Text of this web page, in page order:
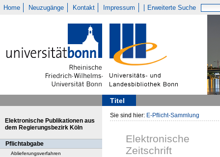
Home Neuzugänge Kontakt Impressum Erweiterte Suche
Titel
Elektronische Publikationen aus
dem Regierungsbezirk Köln
Pflichtabgabe
Ablieferungsverfahren
Sie sind hier: E-Pflicht-Sammlung
Elektronische
Zeitschrift